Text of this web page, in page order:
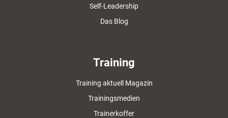
Self-Leadership
Das Blog
Training
Training aktuell Magazin
Trainingsmedien
Trainerkoffer